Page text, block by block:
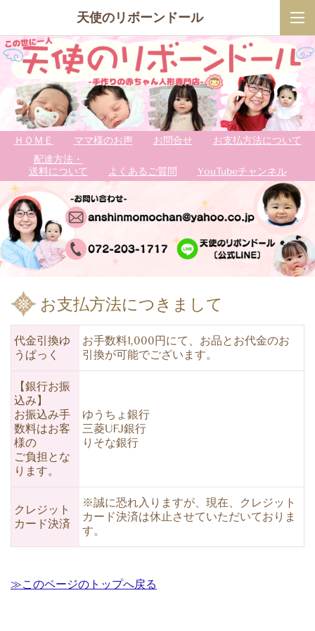
天使のリボーンドール
ＨＯＭＥ ママ様のお声 お問合せ
お支払方法について
配達方法・
送料について
よくあるご質問 YouTubeチャンネル
お支払方法につきまして
代金引換ゆ
うぱっく
お手数料1,000円にて、お品とお代金のお
引換が可能でございます。
【銀行お振
込み】
お振込み手
数料はお客
様の
ご負担とな
ります。
ゆうちょ銀行
三菱UFJ銀行
りそな銀行
クレジット
カード決済
※誠に恐れ入りますが、現在、クレジット
カード決済は休止させていただいておりま
す。
≫このページのトップへ戻る